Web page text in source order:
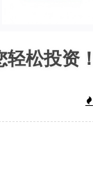
松投资！